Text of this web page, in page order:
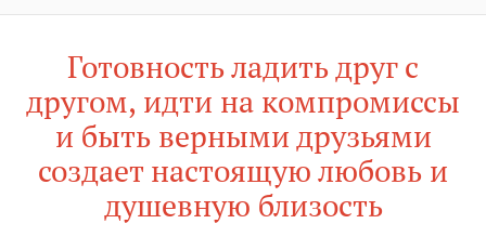
Готовность ладить друг с
другом, идти на компромиссы
и быть верными друзьями
создает настоящую любовь и
душевную близость